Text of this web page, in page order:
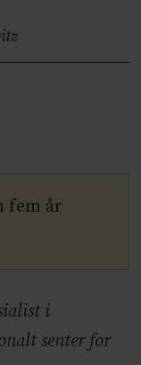
fem år
i
senter for